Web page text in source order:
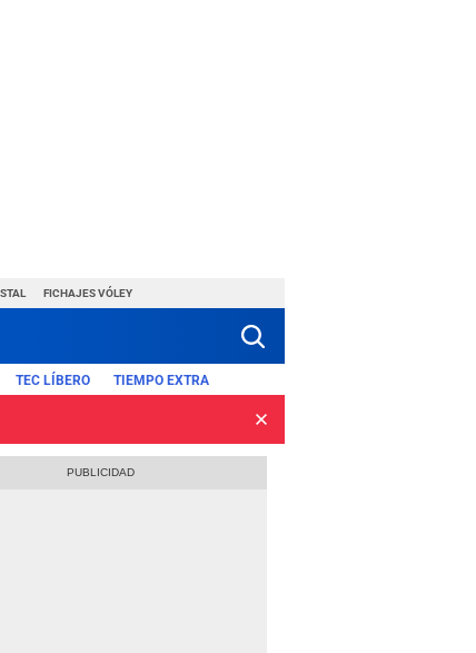
FICHAJES VÓLEY
TEC LÍBERO TIEMPO EXTRA